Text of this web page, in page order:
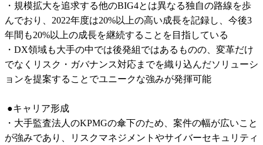
・規模拡大を追求する他のBIG4とは異なる独自の路線を歩
んでおり、2022年度は20%以上の高い成長を記録し、今後3
年間も20%以上の成長を継続することを目指している
・DX領域も大手の中では後発組ではあるものの、変革だけ
でなくリスク・ガバナンス対応までを織り込んだソリューシ
ョンを提案することでユニークな強みが発揮可能
・大手監査法人のKPMGの傘下のため、案件の幅が広いこと
が強みであり、リスクマネジメントやサイバーセキュリティ